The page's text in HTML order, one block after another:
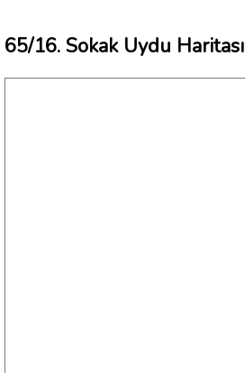
65/16. Sokak Uydu Haritası